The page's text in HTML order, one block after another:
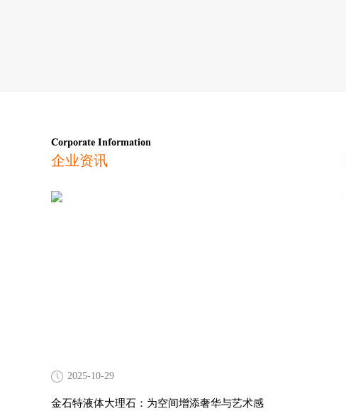
Corporate Information
企业资讯
2025-10-29
金石特液体大理石：为空间增添奢华与艺术感